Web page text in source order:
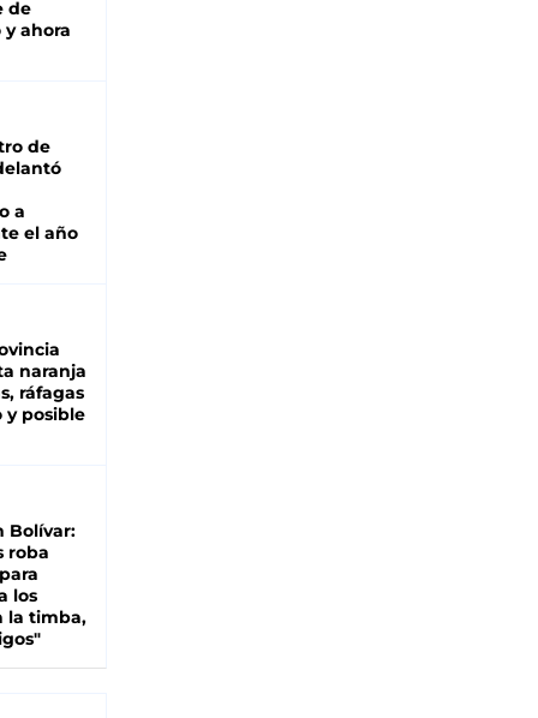
de
y ahora
de
a
el año
naranja
ráfagas
y posible
Bolívar:
roba
los
la timba,